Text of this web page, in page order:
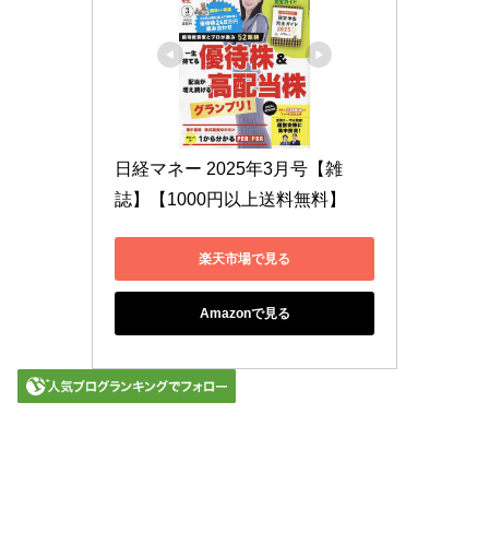
日経マネー 2025年3月号【雑
誌】【1000円以上送料無料】
楽天市場で見る
Amazonで見る